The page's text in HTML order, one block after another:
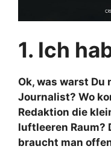
1. Ich
Ok, was warst Du
Journalist? Wo
Redaktion die
luftleeren Raum?
braucht man